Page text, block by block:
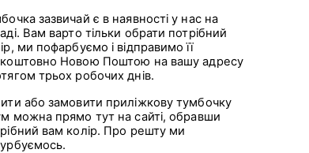
зазвичай є в наявності у нас на
Вам варто тільки обрати потрібний
ми пофарбуємо і відправимо її
Новою Поштою на вашу адресу
трьох робочих днів.
або замовити приліжкову тумбочку
можна прямо тут на сайті, обравши
вам колір. Про решту ми